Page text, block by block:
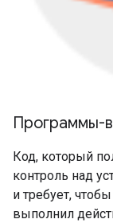
Программы-
Код, который
контроль над
и требует,
выполнил